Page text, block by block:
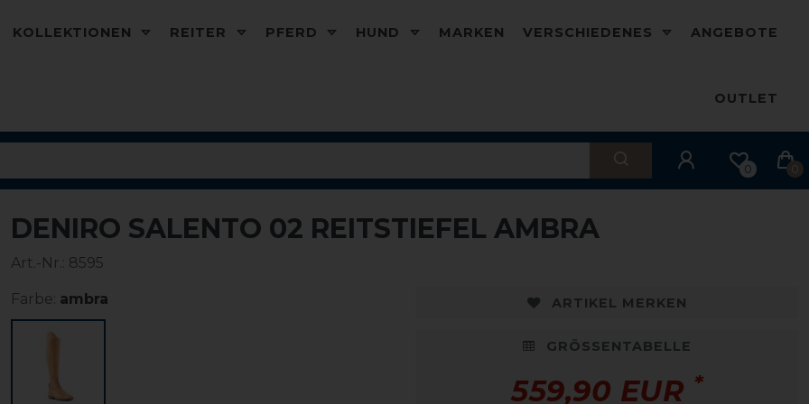
KOLLEKTIONEN REITER PFERD HUND MARKEN VERSCHIEDENES ANGEBOTE
OUTLET
0 0
DENIRO SALENTO 02 REITSTIEFEL AMBRA
Art.-Nr.: 8595
Farbe: ambra ARTIKEL MERKEN
GRÖSSENTABELLE
559,90 EUR *